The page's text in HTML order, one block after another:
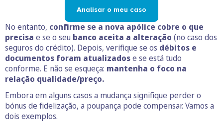
Analisar o meu caso
No entanto, confirme se a nova apólice cobre o que
precisa e se o seu banco aceita a alteração (no caso dos
seguros do crédito). Depois, verifique se os débitos e
documentos foram atualizadose se está tudo
conforme. E não se esqueça: mantenha o foco na
relação qualidade/preço.
Embora em alguns casos a mudança signifique perder o
bónus de fidelização, a poupança pode compensar. Vamos a
dois exemplos.